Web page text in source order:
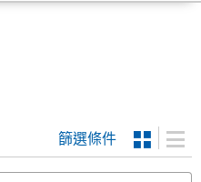
篩選條件